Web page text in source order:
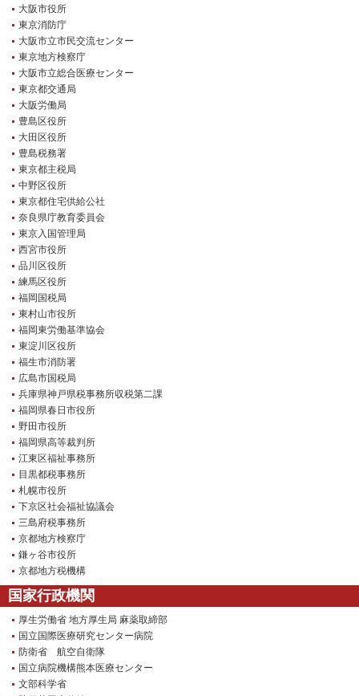
作業者の紹介
特殊開錠技術
作業車紹介
工事実績
中山さん 防犯コラム
オフィシャルブログ
会社案内
TV出演実績
セキュリティアドバイザーの紹介
公式キャラクター紹介
お問合せフォーム
登録商標
特定商取引法上の表記
鍵のレスキュー 合鍵ショップ
大阪市役所
東京消防庁
大阪市立市民交流センター
東京地方検察庁
大阪市立総合医療センター
東京都交通局
大阪労働局
豊島区役所
大田区役所
豊島税務署
東京都主税局
中野区役所
東京都住宅供給公社
奈良県庁教育委員会
東京入国管理局
西宮市役所
品川区役所
練馬区役所
福岡国税局
東村山市役所
福岡東労働基準協会
東淀川区役所
福生市消防署
広島市国税局
兵庫県神戸県税事務所収税第二課
福岡県春日市役所
野田市役所
福岡県高等裁判所
江東区福祉事務所
目黒都税事務所
札幌市役所
下京区社会福祉協議会
三島府税事務所
京都地方検察庁
鎌ヶ谷市役所
京都地方税機構
国家行政機関
厚生労働省 地方厚生局 麻薬取締部
国立国際医療研究センター病院
防衛省 航空自衛隊
国立病院機構熊本医療センター
文部科学省